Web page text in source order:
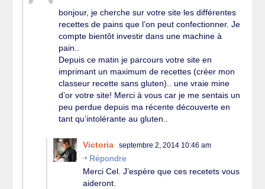
bonjour, je cherche sur votre site les différentes
recettes de pains que l’on peut confectionner. Je
compte bientôt investir dans une machine à
pain..
Depuis ce matin je parcours votre site en
imprimant un maximum de recettes (créer mon
classeur recette sans gluten).. une vraie mine
d’or votre site! Merci à vous car je me sentais un
peu perdue depuis ma récente découverte en
tant qu’intolérante au gluten..
Victoria septembre 2, 2014 10:46 am
Répondre
Merci Cel. J’espère que ces recetets vous
aideront.